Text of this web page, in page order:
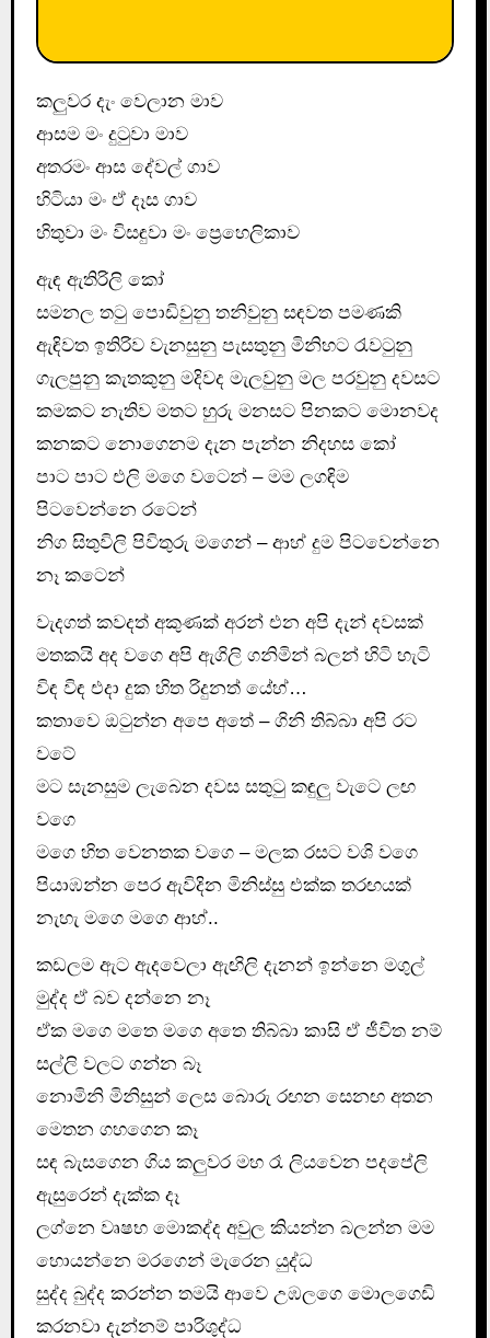
කලුවර දැං වෙලාන මාව
ආසම මං දුටුවා මාව
අතරමං ආස දේවල් ගාව
හිටියා මං ඒ දෑස ගාව
හිතුවා මං විසඳුවා මං ප්‍රෙහෙලිකාව
ඇඳ ඇතිරිලි කෝ
සමනල තටු පොඩිවුනු තනිවුනු සඳවත පමණකි
ඇඳිවත ඉතිරිව වැනසුනු පැසතුනු මිනිහට රැවටුනු
ගැලපුනු කැතකුනු මදිවද මැලවුනු මල පරවුනු දවසට
කමකට නැතිව මතට හුරු මනසට පිනකට මොනවද
කනකට නොගෙනම දැන පැන්න නිදහස කෝ
පාට පාට එලි මගෙ වටෙන් – මම ලගඳිම
පිටවෙන්නෙ රටෙන්
නිග සිතුවිලි පිවිතුරු මගෙන් – ආහ් දුම පිටවෙන්නෙ
නෑ කටෙන්
වැදගත් කවදත් අකුණක් අරන් එන අපි දැන් දවසක්
මතකයි අද වගෙ අපි ඇගිලි ගනිමින් බලන් හිටි හැටි
විඳ විඳ එදා දුක හිත රිදුනත් යේහ්…
කතාවෙ ඔටුන්න අපෙ අතේ – ගිනි තිබ්බා අපි රට
වටේ
මට සැනසුම ලැබෙන දවස සතුටු කඳුලු වැටෙ ලඟ
වගෙ
මගෙ හිත වෙනතක වගෙ – මලක රසට වශි වගෙ
පියාඹන්න පෙර ඇවිදින මිනිස්සු එක්ක තරඟයක්
නැහැ මගෙ මගෙ ආහ්..
කඩලම ඇට ඇදවෙලා ඇඟිලි දැනන් ඉන්නෙ මගුල්
මුද්ද ඒ බව දන්නෙ නෑ
ඒක මගෙ මතෙ මගෙ අතෙ තිබ්බා කාසි ඒ ජීවිත නම්
සල්ලි වලට ගන්න බෑ
නොමිනි මිනිසුන් ලෙස බොරු රඟන සෙනඟ අතන
මෙතන ගහගෙන කෑ
සඳ බැසගෙන ගිය කලුවර මහ රෑ ලියවෙන පදපේලි
ඇසුරෙන් දැක්ක දෑ
ලග්නෙ වෘෂභ මොකද්ද අවුල කියන්න බලන්න මම
හොයන්නෙ මරගෙන් මැරෙන යුද්ධ
සුද්ද බුද්ද කරන්න තමයි ආවෙ උඹලගෙ මොලගෙඩි
කරනවා දැන්නම් පාරිශුද්ධ